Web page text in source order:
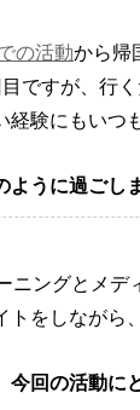
の活動から帰
ですが、行
験にもいつ
ように過ご
ニングとメデ
をしながら
今回の活動